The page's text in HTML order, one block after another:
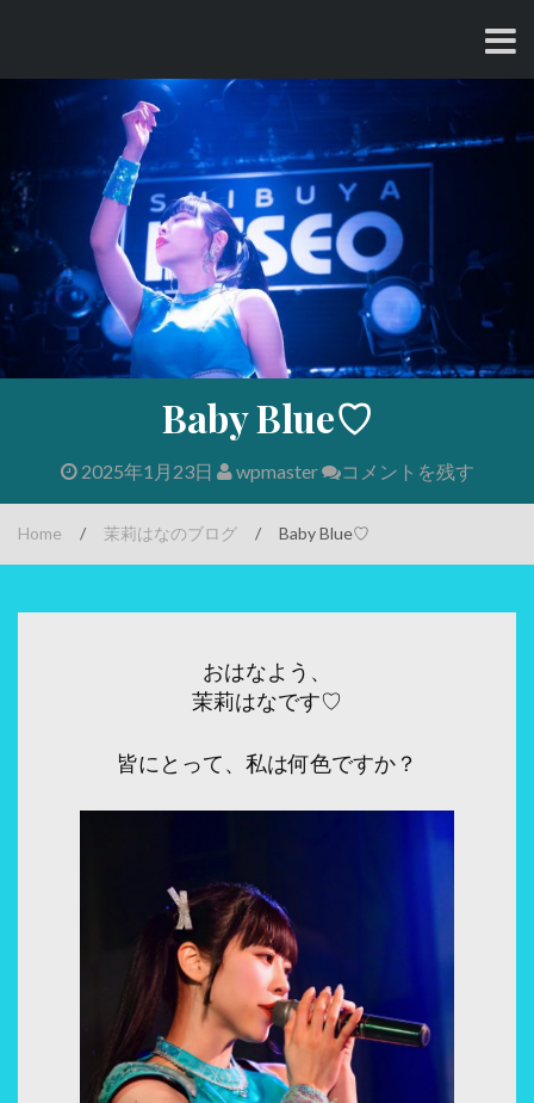
テ
ス
ッ
プ
Baby Blue♡
2025年1月23日 wpmaster コメントを残す
Home / 茉莉はなのブログ / Baby Blue♡
おはなよう、
茉莉はなです♡
皆にとって、私は何色ですか？